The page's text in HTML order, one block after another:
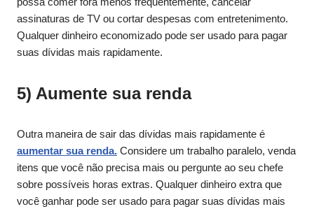
assinaturas de TV ou cortar despesas com entretenimento.
Qualquer dinheiro economizado pode ser usado para pagar
suas dívidas mais rapidamente.
5) Aumente sua renda
Outra maneira de sair das dívidas mais rapidamente é
aumentar sua renda. Considere um trabalho paralelo, venda
itens que você não precisa mais ou pergunte ao seu chefe
sobre possíveis horas extras. Qualquer dinheiro extra que
você ganhar pode ser usado para pagar suas dívidas mais